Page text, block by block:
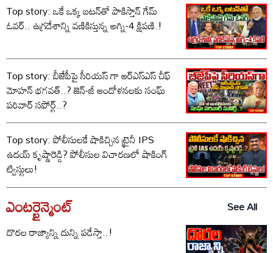
Top story: ఒకే ఒక్క బటన్‌తో పాకిస్తాన్ గేమ్
ఓవర్.. ఉగ్రదేశాన్ని వణికిస్తున్న అగ్ని-4 క్షిపణి.!
Top story: బీజేపీపై సీరియస్ గా ఆర్‌ఎస్‌ఎస్ చీఫ్
మోహన్ భగవత్..? జెన్-జీ ఆందోళనలకు సంఘ్
పరివార్ సపోర్ట్..?
Top story: పోలీసులకే షాకిచ్చిన ట్రైనీ IPS
ఉదయ్ కృష్ణారెడ్డి? పోలీసుల విచారణలో షాకింగ్
ట్విస్టులు!
ఎంటర్టైన్మెంట్
See All
దొరల రాజ్యాన్ని దున్ని పడేస్తా..!